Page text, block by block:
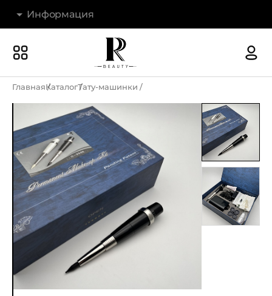
Информация
Наши магазины
О компании
Доставка и оплата
Новости
Гарантия и возврат
Контакты
ГлавнаяКаталогТату-машинки